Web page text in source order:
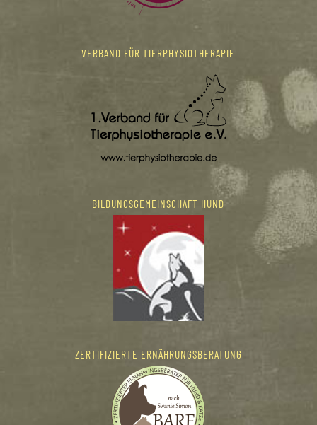
VERBAND FÜR TIERPHYSIOTHERAPIE
BILDUNGSGEMEINSCHAFT HUND
ZERTIFIZIERTE ERNÄHRUNGSBERATUNG